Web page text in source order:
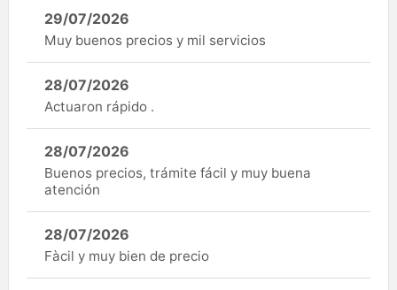
29/07/2026
Muy buenos precios y mil servicios
28/07/2026
Actuaron rápido .
28/07/2026
Buenos precios, trámite fácil y muy buena
atención
28/07/2026
Fàcil y muy bien de precio